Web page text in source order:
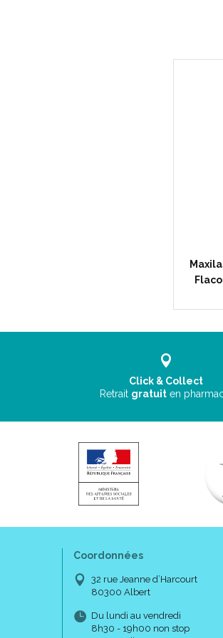
Click & Collect
Retrait gratuit en
Coordonnées
32 rue Jeanne d’Harcourt
80300 Albert
Du lundi au vendredi
8h30 - 19h00 non stop